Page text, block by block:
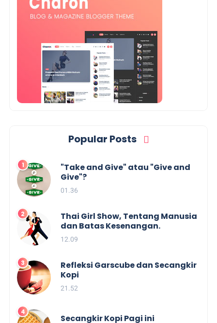
Popular Posts
"Take and Give" atau "Give and
Give"?
01.36
Thai Girl Show, Tentang Manusia
dan Batas Kesenangan.
12.09
Refleksi Garscube dan Secangkir
Kopi
21.52
Secangkir Kopi Pagi ini